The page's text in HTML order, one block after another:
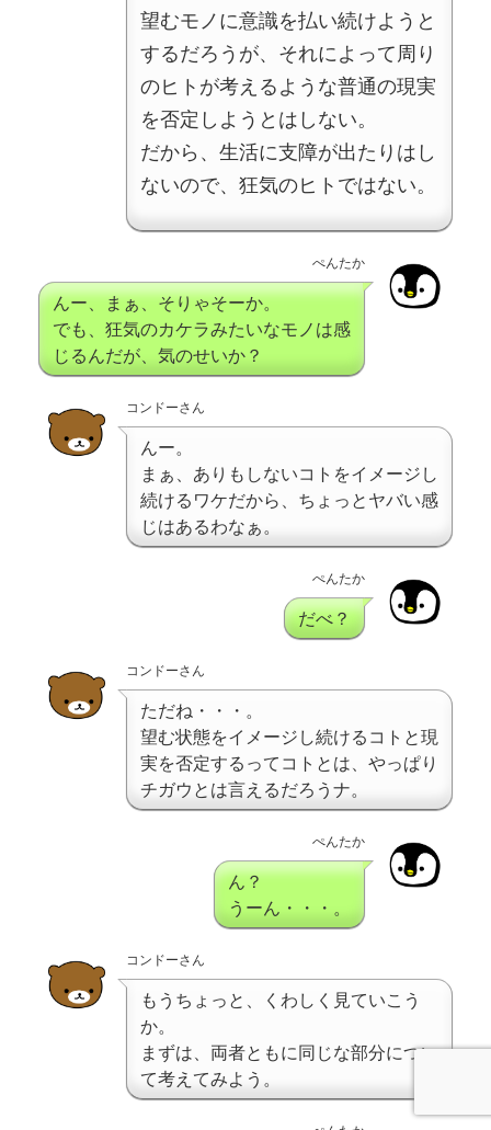
望むモノに意識を払い続けようと
するだろうが、それによって周り
のヒトが考えるような普通の現実
を否定しようとはしない。
だから、生活に支障が出たりはし
ないので、狂気のヒトではない。
ぺんたか
んー、まぁ、そりゃそーか。
でも、狂気のカケラみたいなモノは感
じるんだが、気のせいか？
コンドーさん
んー。
まぁ、ありもしないコトをイメージし
続けるワケだから、ちょっとヤバい感
じはあるわなぁ。
ぺんたか
だべ？
コンドーさん
ただね・・・。
望む状態をイメージし続けるコトと現
実を否定するってコトとは、やっぱり
チガウとは言えるだろうナ。
ぺんたか
ん？
うーん・・・。
コンドーさん
もうちょっと、くわしく見ていこう
か。
まずは、両者ともに同じな部分につい
て考えてみよう。